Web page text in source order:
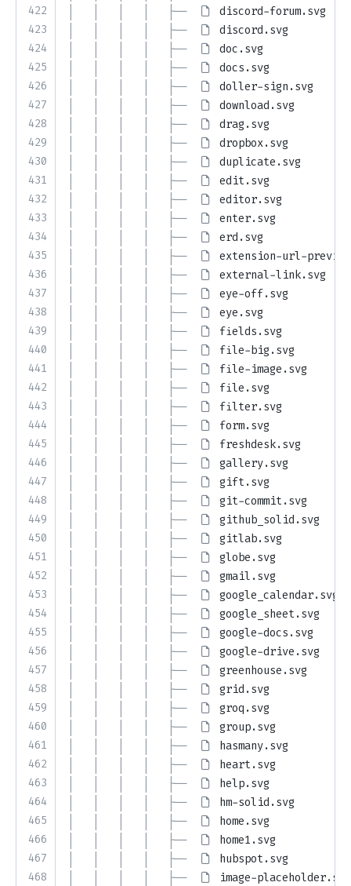
422
423
424
425
426
427
428
429
430
431
432
433
434
435
436
437
438
439
440
441
442
443
444
445
446
447
448
449
450
451
452
453
454
455
456
457
458
459
460
461
462
463
464
465
466
467
468
│   │   │   │   ├──
discord-forum.svg
│   │   │   │   ├──
discord.svg
│   │   │   │   ├──
doc.svg
│   │   │   │   ├──
docs.svg
│   │   │   │   ├──
doller-sign.svg
│   │   │   │   ├──
download.svg
│   │   │   │   ├──
drag.svg
│   │   │   │   ├──
dropbox.svg
│   │   │   │   ├──
duplicate.svg
│   │   │   │   ├──
edit.svg
│   │   │   │   ├──
editor.svg
│   │   │   │   ├──
enter.svg
│   │   │   │   ├──
erd.svg
│   │   │   │   ├──
extension-url-
│   │   │   │   ├──
external-link.svg
│   │   │   │   ├──
eye-off.svg
│   │   │   │   ├──
eye.svg
│   │   │   │   ├──
fields.svg
│   │   │   │   ├──
file-big.svg
│   │   │   │   ├──
file-image.svg
│   │   │   │   ├──
file.svg
│   │   │   │   ├──
filter.svg
│   │   │   │   ├──
form.svg
│   │   │   │   ├──
freshdesk.svg
│   │   │   │   ├──
gallery.svg
│   │   │   │   ├──
gift.svg
│   │   │   │   ├──
git-commit.svg
│   │   │   │   ├──
github_solid.svg
│   │   │   │   ├──
gitlab.svg
│   │   │   │   ├──
globe.svg
│   │   │   │   ├──
gmail.svg
│   │   │   │   ├──
google_calendar.svg
│   │   │   │   ├──
google_sheet.svg
│   │   │   │   ├──
google-docs.svg
│   │   │   │   ├──
google-drive.svg
│   │   │   │   ├──
greenhouse.svg
│   │   │   │   ├──
grid.svg
│   │   │   │   ├──
groq.svg
│   │   │   │   ├──
group.svg
│   │   │   │   ├──
hasmany.svg
│   │   │   │   ├──
heart.svg
│   │   │   │   ├──
help.svg
│   │   │   │   ├──
hm-solid.svg
│   │   │   │   ├──
home.svg
│   │   │   │   ├──
home1.svg
│   │   │   │   ├──
hubspot.svg
│   │   │   │   ├──
image-placeholder.svg